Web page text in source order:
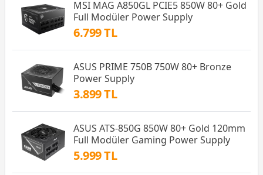
MSI MAG A850GL PCIE5 850W 80+ Gold
Full Modüler Power Supply
6.799 TL
ASUS PRIME 750B 750W 80+ Bronze
Power Supply
3.899 TL
ASUS ATS-850G 850W 80+ Gold 120mm
Full Modüler Gaming Power Supply
5.999 TL